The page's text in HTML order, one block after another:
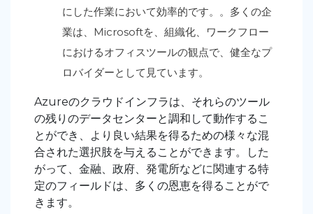
にした作業において効率的です。。多くの企
業は、Microsoftを、組織化、ワークフロー
におけるオフィスツールの観点で、健全なプ
ロバイダーとして見ています。
Azureのクラウドインフラは、それらのツール
の残りのデータセンターと調和して動作するこ
とができ、より良い結果を得るための様々な混
合された選択肢を与えることができます。した
がって、金融、政府、発電所などに関連する特
定のフィールドは、多くの恩恵を得ることがで
きます。